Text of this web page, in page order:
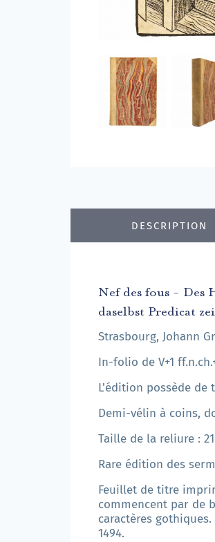
DESCRIPTION
Nef des fous - Des
daselbst Predicat
Strasbourg, Johann
In-folio de V+1
L'édition possède de
Demi-vélin à coins,
Taille de la reliure :
Rare édition des
Feuillet de titre
commencent par de
caractères
1494.